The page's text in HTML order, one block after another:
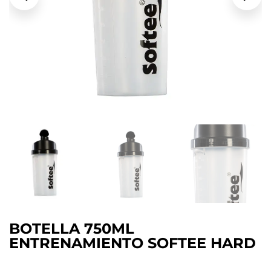
BOTELLA 750ML
ENTRENAMIENTO SOFTEE HARD